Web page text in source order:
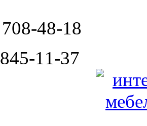
708-48-18
845-11-37